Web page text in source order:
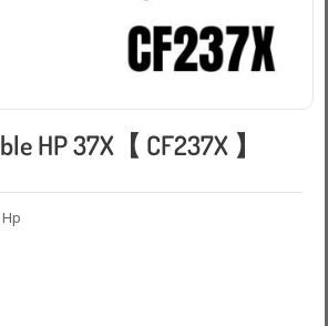
HP 37X【 CF237X 】